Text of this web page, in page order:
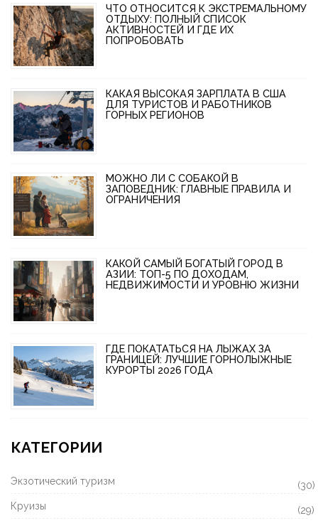
ЧТО ОТНОСИТСЯ К ЭКСТРЕМАЛЬНОМУ
ОТДЫХУ: ПОЛНЫЙ СПИСОК
АКТИВНОСТЕЙ И ГДЕ ИХ
ПОПРОБОВАТЬ
КАКАЯ ВЫСОКАЯ ЗАРПЛАТА В США
ДЛЯ ТУРИСТОВ И РАБОТНИКОВ
ГОРНЫХ РЕГИОНОВ
МОЖНО ЛИ С СОБАКОЙ В
ЗАПОВЕДНИК: ГЛАВНЫЕ ПРАВИЛА И
ОГРАНИЧЕНИЯ
КАКОЙ САМЫЙ БОГАТЫЙ ГОРОД В
АЗИИ: ТОП-5 ПО ДОХОДАМ,
НЕДВИЖИМОСТИ И УРОВНЮ ЖИЗНИ
ГДЕ ПОКАТАТЬСЯ НА ЛЫЖАХ ЗА
ГРАНИЦЕЙ: ЛУЧШИЕ ГОРНОЛЫЖНЫЕ
КУРОРТЫ 2026 ГОДА
КАТЕГОРИИ
Экзотический туризм
(30)
Круизы
(29)